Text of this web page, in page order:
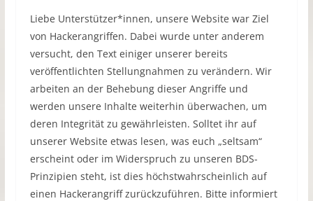
Liebe Unterstützer*innen, unsere Website war Ziel
von Hackerangriffen. Dabei wurde unter anderem
versucht, den Text einiger unserer bereits
veröffentlichten Stellungnahmen zu verändern. Wir
arbeiten an der Behebung dieser Angriffe und
werden unsere Inhalte weiterhin überwachen, um
deren Integrität zu gewährleisten. Solltet ihr auf
unserer Website etwas lesen, was euch „seltsam“
erscheint oder im Widerspruch zu unseren BDS-
Prinzipien steht, ist dies höchstwahrscheinlich auf
einen Hackerangriff zurückzuführen. Bitte informiert